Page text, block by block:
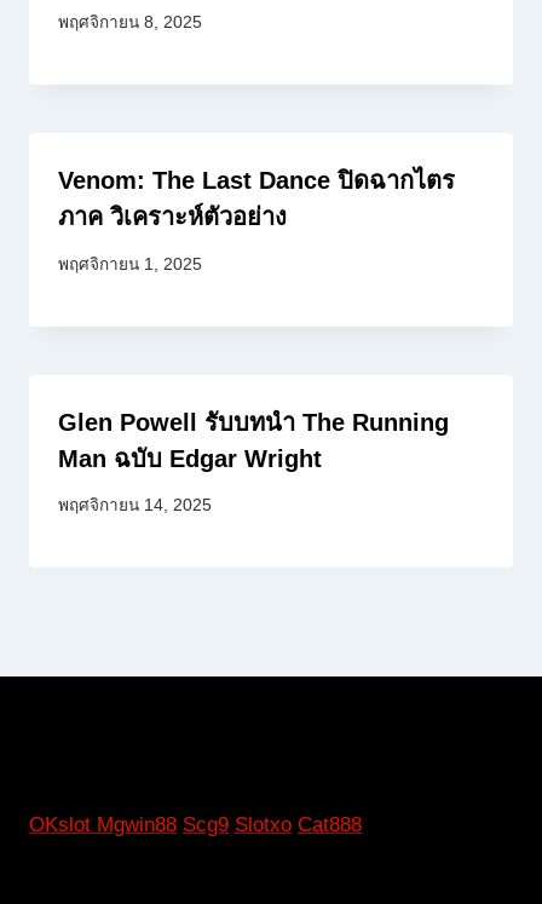
พฤศจิกายน 8, 2025
Venom: The Last Dance ปิดฉากไตร
ภาค วิเคราะห์ตัวอย่าง
พฤศจิกายน 1, 2025
Glen Powell รับบทนำ The Running
Man ฉบับ Edgar Wright
พฤศจิกายน 14, 2025
OKslot Mgwin88 Scg9 Slotxo Cat888